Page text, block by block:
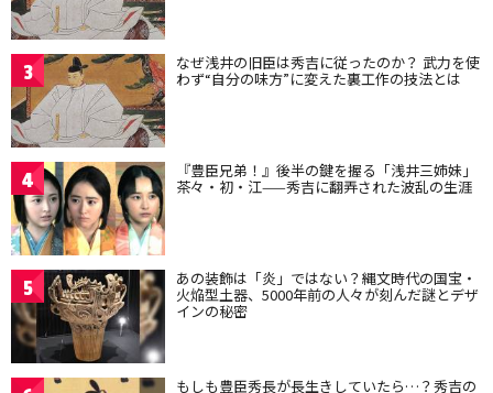
3 なぜ浅井の旧臣は秀吉に従ったのか？ 武力を使
わず“自分の味方”に変えた裏工作の技法とは
4 『豊臣兄弟！』後半の鍵を握る「浅井三姉妹」
茶々・初・江——秀吉に翻弄された波乱の生涯
5 あの装飾は「炎」ではない？縄文時代の国宝・
火焔型土器、5000年前の人々が刻んだ謎とデザ
インの秘密
もしも豊臣秀長が長生きしていたら…？秀吉の